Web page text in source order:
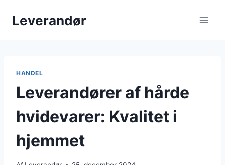
Leverandør
HANDEL
Leverandører af hårde
hvidevarer: Kvalitet i
hjemmet